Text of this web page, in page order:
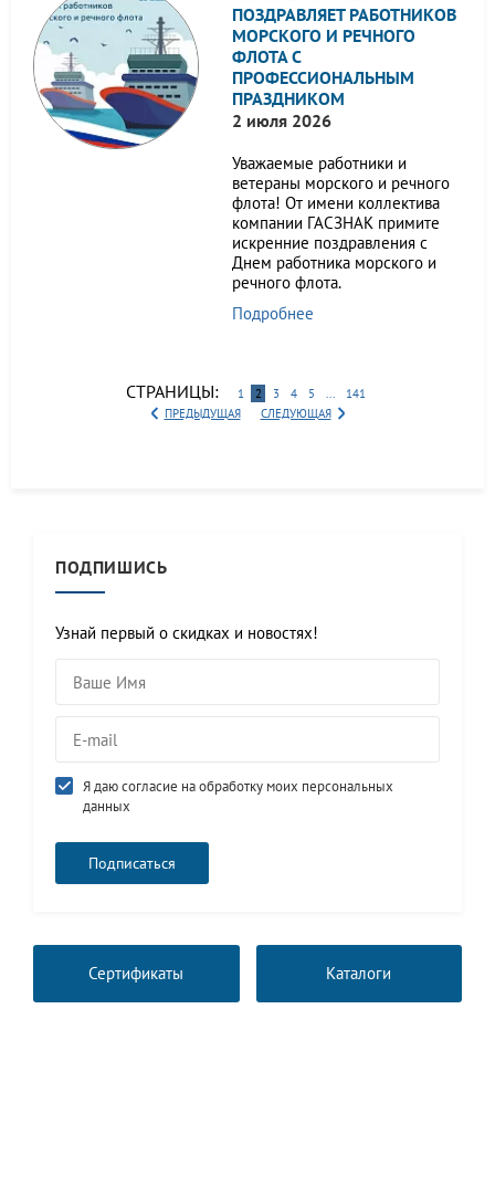
ПОДПИШИСЬ
Узнай первый о скидках и новостях!
Я даю согласие на обработку моих персональных
данных
Сертификаты Каталоги
ПОЗДРАВЛЯЕТ РАБОТНИКОВ
МОРСКОГО И РЕЧНОГО
ФЛОТА С
ПРОФЕССИОНАЛЬНЫМ
ПРАЗДНИКОМ
2 июля 2026
Уважаемые работники и
ветераны морского и речного
флота! От имени коллектива
компании ГАСЗНАК примите
искренние поздравления с
Днем работника морского и
речного флота.
Подробнее
СТРАНИЦЫ: 1 2 3 4 5 ...
141
ПРЕДЫДУЩАЯ
СЛЕДУЮЩАЯ